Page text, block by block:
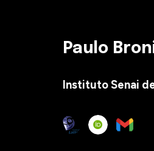
Paulo
Instituto Senai